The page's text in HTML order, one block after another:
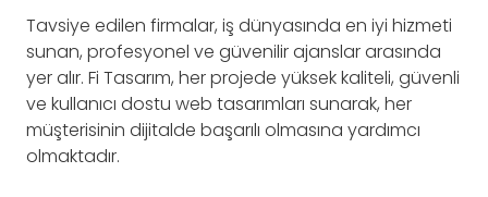
Tavsiye edilen firmalar, iş dünyasında en iyi hizmeti
sunan, profesyonel ve güvenilir ajanslar arasında
yer alır. Fi Tasarım, her projede yüksek kaliteli, güvenli
ve kullanıcı dostu web tasarımları sunarak, her
müşterisinin dijitalde başarılı olmasına yardımcı
olmaktadır.